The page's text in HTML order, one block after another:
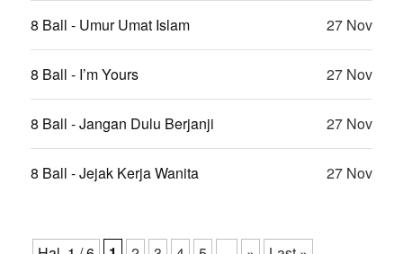
8 Ball - Umur Umat Islam 27 Nov
8 Ball - I’m Yours 27 Nov
8 Ball - Jangan Dulu Berjanji 27 Nov
8 Ball - Jejak Kerja Wanita 27 Nov